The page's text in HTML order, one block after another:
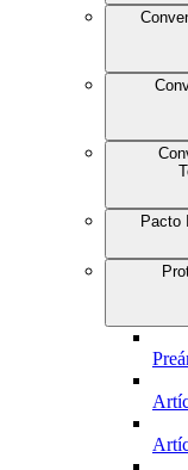
Pacto